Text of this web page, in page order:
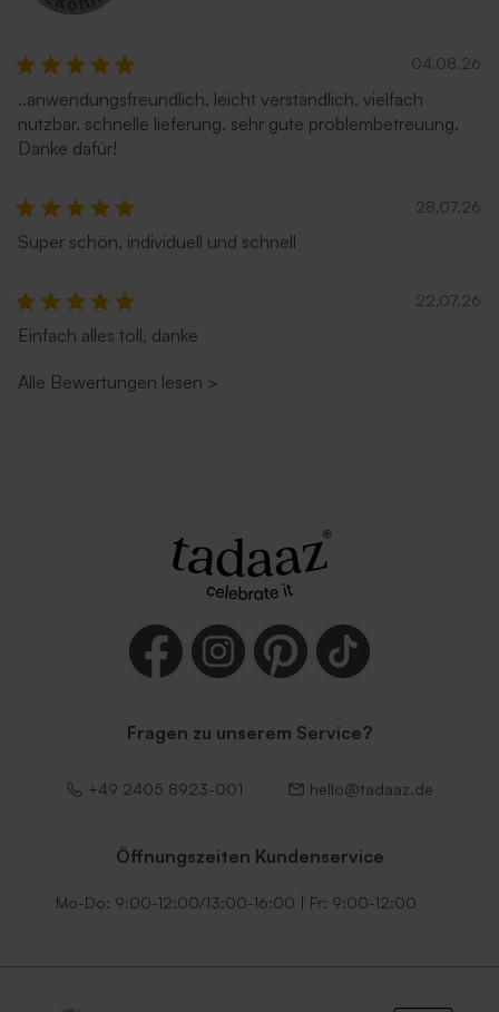
Umschlag 'glänzendes Silber' Quadratischer Umschlag
Umschlag 'Dunkelgrün' Umschlag 'Lila'
04.08.26
..anwendungsfreundlich. leicht verständlich. vielfach
nutzbar. schnelle lieferung. sehr gute problembetreuung.
Danke dafür!
28.07.26
Super schön, individuell und schnell
22.07.26
Einfach alles toll, danke
Alle Bewertungen lesen >
Fragen zu unserem Service?
+49 2405 8923-001 hello@tadaaz.de
Öffnungszeiten Kundenservice
Mo-Do: 9:00-12:00/13:00-16:00 | Fr: 9:00-12:00